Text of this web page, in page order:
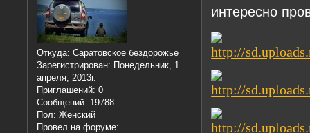
Откуда: Саратовское бездорожье
Зарегистрирован: Понедельник, 1
апреля, 2013г.
Приглашений: 0
Сообщений: 19788
Пол: Женский
Провел на форуме:
интересно